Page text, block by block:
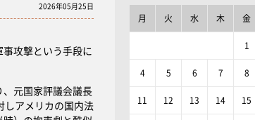
2026年05月25日
攻撃という手段に
元国家評議会議長
しアメリカの国内法
月 火 水 木 金
1
4 5 6 7 8
11 12 13 14 15